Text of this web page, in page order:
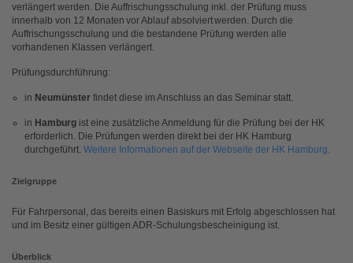
verlängert werden. Die Auffrischungsschulung inkl. der Prüfung muss
innerhalb von 12 Monaten vor Ablauf absolviert werden. Durch die
Auffrischungsschulung und die bestandene Prüfung werden alle
vorhandenen Klassen verlängert.
Prüfungsdurchführung:
in Neumünster findet diese im Anschluss an das Seminar statt.
in Hamburg ist eine zusätzliche Anmeldung für die Prüfung bei der HK
erforderlich. Die Prüfungen werden direkt bei der HK Hamburg
durchgeführt. Weitere Informationen auf der Webseite der HK Hamburg.
Zielgruppe
Für Fahrpersonal, das bereits einen Basiskurs mit Erfolg abgeschlossen hat
und im Besitz einer gültigen ADR-Schulungsbescheinigung ist.
Überblick